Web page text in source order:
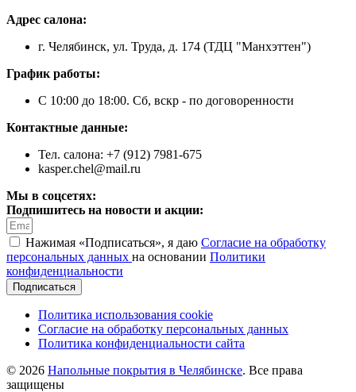
Адрес салона:
г. Челябинск, ул. Труда, д. 174 (ТДЦ "Манхэттен")
График работы:
С 10:00 до 18:00. Сб, вскр - по договоренности
Контактные данные:
Тел. салона: +7 (912) 7981-675
kasper.chel@mail.ru
Мы в соцсетях:
Подпишитесь на новости и акции:
Нажимая «Подписаться», я даю Согласие на обработку
персональных данных на основании Политики
конфиденциальности
Подписаться
Политика использования cookie
Согласие на обработку персональных данных
Политика конфиденциальности сайта
© 2026 Напольные покрытия в Челябинске. Все права
защищены